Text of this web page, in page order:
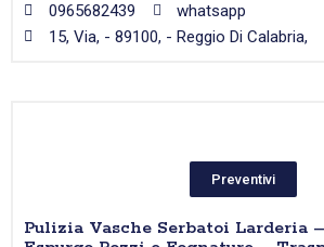
0965682439
whatsapp
15, Via, - 89100, - Reggio Di Calabria,
Preventivi
Pulizia Vasche Serbatoi Larderia